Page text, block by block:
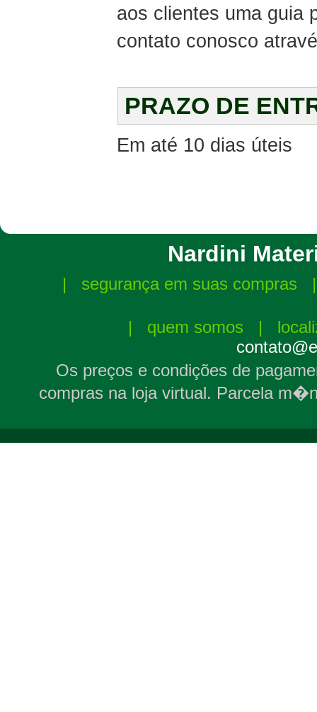
aos clientes uma guia
contato conosco
PRAZO DE
Em até 10 dias úteis
Nardini
| segurança em suas compras
| quem somos |
Os preços e condições de
compras na loja virtual. Parcela